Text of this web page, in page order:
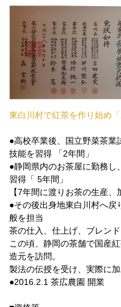
東白川村で紅茶を作り始め
●高校卒業後、国立野菜茶業
技能を習得 「2年間」
●静岡県内のお茶屋に勤務し
習得「 5年間」
【7年間に渡りお茶の生産、
●その後出身地東白川村へ
般を担当
茶の仕入、仕上げ、ブレン
この頃、静岡の茶舗で国産
造元を訪問。
製法の伝授を受け、実際に加
●2016.2.1 茶広農園 開業